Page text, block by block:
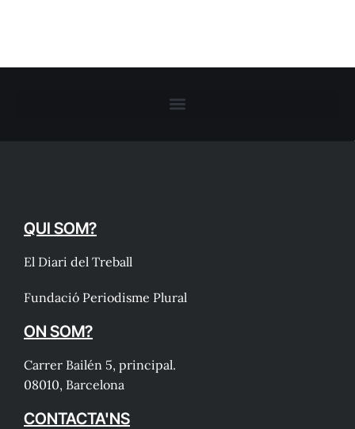
QUI SOM?
El Diari del Treball
Fundació Periodisme Plural
ON SOM?
Carrer Bailén 5, principal.
08010, Barcelona
CONTACTA'NS